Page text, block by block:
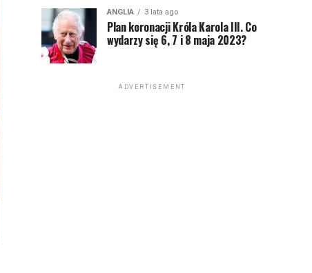
ANGLIA 3 lata ago
Plan koronacji Króla Karola III. Co
wydarzy się 6, 7 i 8 maja 2023?
ADVERTISEMENT